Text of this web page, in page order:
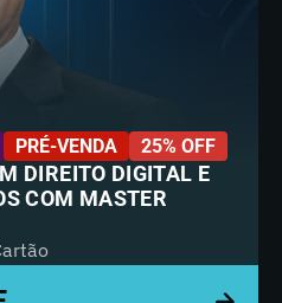
PRÉ-VENDA 25% OFF
DIREITO DIGITAL E
COM MASTER